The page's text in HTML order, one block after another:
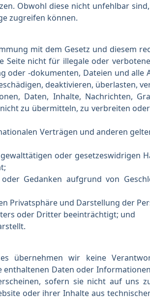
Obwohl diese nicht unfehlbar
zugreifen können.
mit dem Gesetz und diesem
nicht für illegale oder
oder -dokumenten, Dateien und
deaktivieren, überlasten,
Daten, Inhalte, Nachrichten,
zu übermitteln, zu verbreiten
Verträgen und anderen
oder gesetzeswidrigen
Gedanken aufgrund von
Privatsphäre und Darstellung der
oder Dritter beeinträchtigt; und
übernehmen wir keine
Daten oder
sofern sie nicht auf uns
oder ihrer Inhalte aus